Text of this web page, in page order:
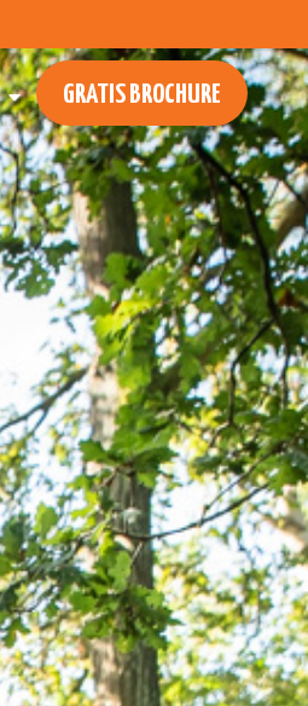
GRATIS BROCHURE